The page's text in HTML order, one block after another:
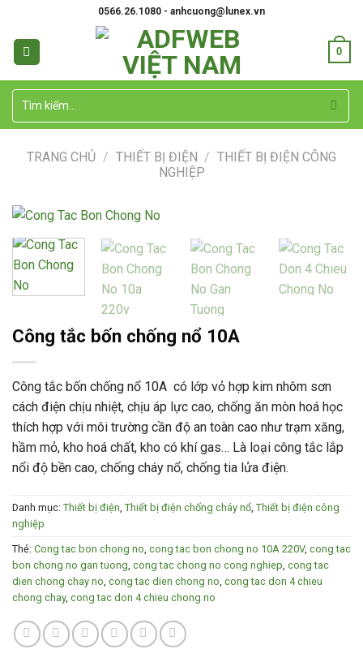
content
0566.26.1080 - anhcuong@lunex.vn
0
Tìm
TRANG CHỦ / THIẾT BỊ ĐIỆN / THIẾT BỊ ĐIỆN CÔNG
NGHIỆP
Công tắc bốn chống nổ 10A
Công tắc bốn chống nổ 10A có lớp vỏ hợp kim nhôm sơn
cách điện chịu nhiệt, chịu áp lực cao, chống ăn mòn hoá học
thích hợp với môi trường cần độ an toàn cao như trạm xăng,
hầm mỏ, kho hoá chất, kho có khí gas… Là loại công tắc lắp
nổi độ bền cao, chống cháy nổ, chống tia lửa điện.
Danh mục: Thiết bị điện, Thiết bị điện chống cháy nổ, Thiết bị điện công
nghiệp
Thẻ: Cong tac bon chong no, cong tac bon chong no 10A 220V, cong tac
bon chong no gan tuong, cong tac chong no cong nghiep, cong tac
dien chong chay no, cong tac dien chong no, cong tac don 4 chieu
chong chay, cong tac don 4 chieu chong no